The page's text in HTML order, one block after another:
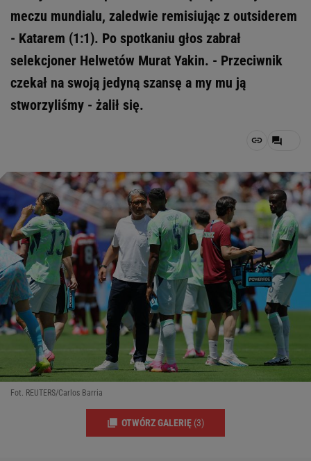
meczu mundialu, zaledwie remisiując z outsiderem
- Katarem (1:1). Po spotkaniu głos zabrał
selekcjoner Helwetów Murat Yakin. - Przeciwnik
czekał na swoją jedyną szansę a my mu ją
stworzyliśmy - żalił się.
Fot. REUTERS/Carlos Barria
OTWÓRZ GALERIĘ (3)